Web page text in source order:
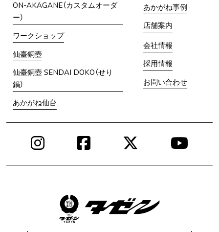
ON-AKAGANE（カスタムオーダ
ー）
ワークショップ
仙臺銅壺
仙臺銅壺 SENDAI DOKO（せり
鍋）
あかがね仙台
あかがね事例
店舗案内
会社情報
採用情報
お問い合わせ
InstagramFacebook